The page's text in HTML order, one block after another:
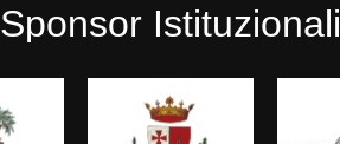
Sponsor Istituzionali